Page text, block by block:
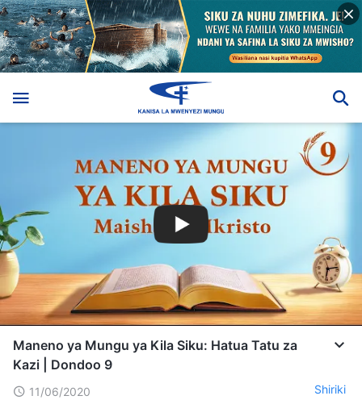
Maneno ya Mungu ya Kila Siku: Hatua Tatu za
Kazi | Dondoo 9
11/06/2020 Shiriki